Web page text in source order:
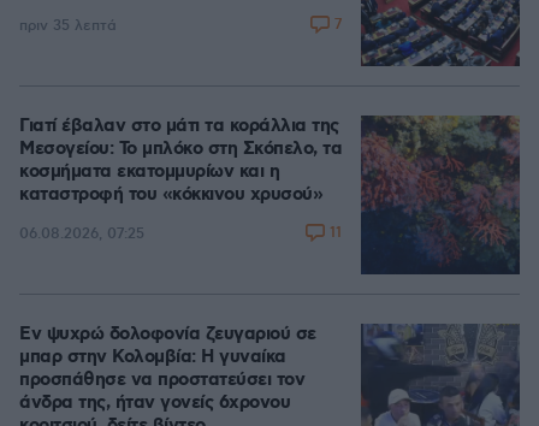
πριν 35 λεπτά 7
Γιατί έβαλαν στο μάτι τα κοράλλια της
Μεσογείου: Το μπλόκο στη Σκόπελο, τα
κοσμήματα εκατομμυρίων και η
καταστροφή του «κόκκινου χρυσού»
06.08.2026, 07:25 11
Εν ψυχρώ δολοφονία ζευγαριού σε
μπαρ στην Κολομβία: Η γυναίκα
προσπάθησε να προστατεύσει τον
άνδρα της, ήταν γονείς 6χρονου